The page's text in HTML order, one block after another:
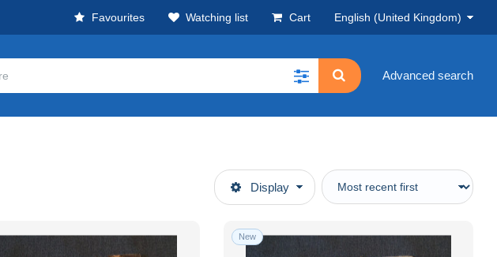
Favourites Watching list Cart English (United Kingdom)
Advanced search
Display
New